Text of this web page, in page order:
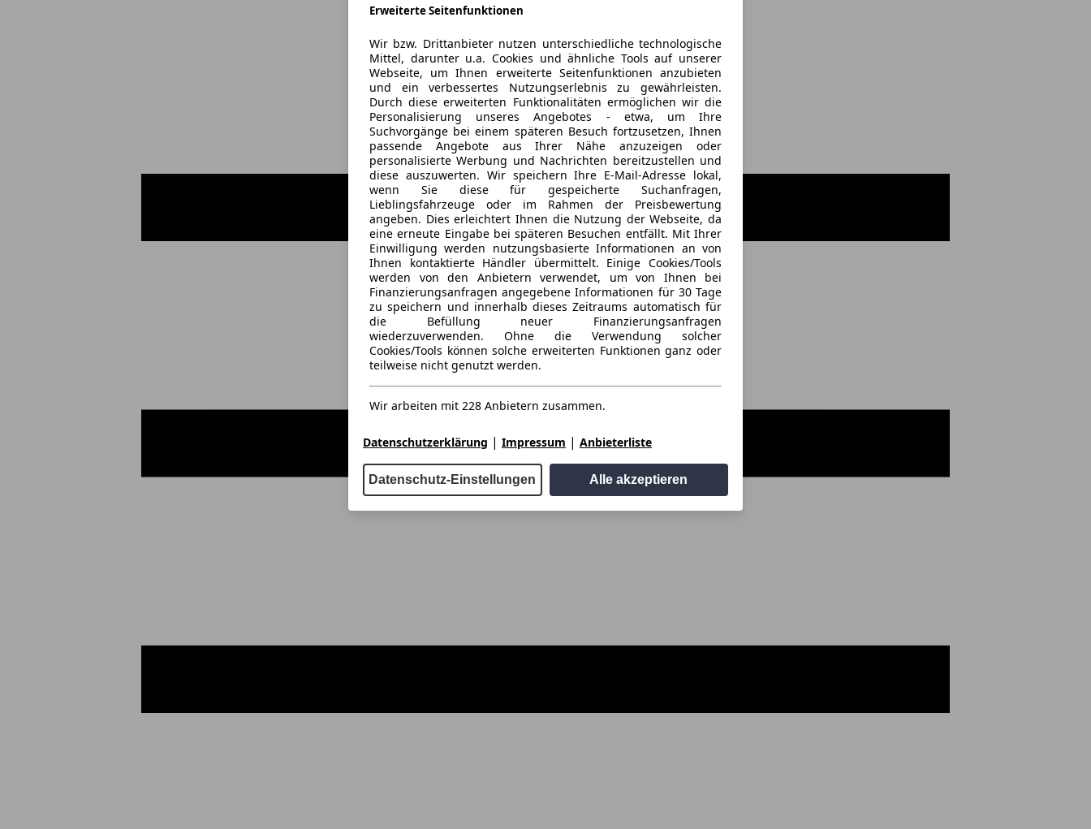
Erweiterte Seitenfunktionen
Wir bzw. Drittanbieter nutzen unterschiedliche technologische
Mittel, darunter u.a. Cookies und ähnliche Tools auf unserer
Webseite, um Ihnen erweiterte Seitenfunktionen anzubieten
und ein verbessertes Nutzungserlebnis zu gewährleisten.
Durch diese erweiterten Funktionalitäten ermöglichen wir die
Personalisierung unseres Angebotes - etwa, um Ihre
Suchvorgänge bei einem späteren Besuch fortzusetzen, Ihnen
passende Angebote aus Ihrer Nähe anzuzeigen oder
personalisierte Werbung und Nachrichten bereitzustellen und
diese auszuwerten. Wir speichern Ihre E-Mail-Adresse lokal,
wenn Sie diese für gespeicherte Suchanfragen,
Lieblingsfahrzeuge oder im Rahmen der Preisbewertung
angeben. Dies erleichtert Ihnen die Nutzung der Webseite, da
eine erneute Eingabe bei späteren Besuchen entfällt. Mit Ihrer
Einwilligung werden nutzungsbasierte Informationen an von
Ihnen kontaktierte Händler übermittelt. Einige Cookies/Tools
werden von den Anbietern verwendet, um von Ihnen bei
Finanzierungsanfragen angegebene Informationen für 30 Tage
zu speichern und innerhalb dieses Zeitraums automatisch für
die Befüllung neuer Finanzierungsanfragen
wiederzuverwenden. Ohne die Verwendung solcher
Cookies/Tools können solche erweiterten Funktionen ganz oder
teilweise nicht genutzt werden.
Wir arbeiten mit 228 Anbietern zusammen.
Datenschutzerklärung | Impressum | Anbieterliste
Datenschutz-Einstellungen Alle akzeptieren